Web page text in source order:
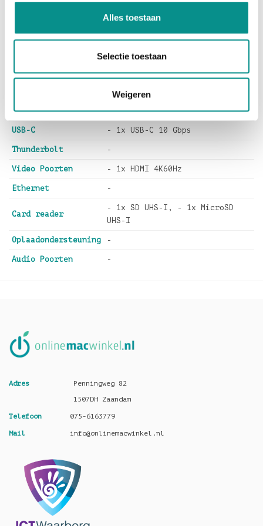
Alles toestaan
Selectie toestaan
Weigeren
die tegen de onderkant van het scherm van de iMac
ervoor
zorgt dat de Mac geen krassen op zal lopen.
USB-A - 2x USB-A 10 Gbps
USB-C - 1x USB-C 10 Gbps
Thunderbolt -
Video Poorten - 1x HDMI 4K60Hz
Ethernet -
Card reader
- 1x SD UHS-I, - 1x MicroSD
UHS-I
Oplaadondersteuning -
Audio Poorten -
Adres
Penningweg 82
1507DH Zaandam
Telefoon 075-6163779
Mail info@onlinemacwinkel.nl